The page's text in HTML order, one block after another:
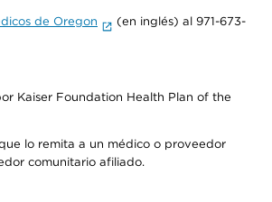
de Oregon
(en inglés) al 971-673-
Kaiser Foundation Health Plan of the
lo remita a un médico o proveedor
comunitario afiliado.